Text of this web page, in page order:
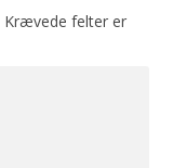
Krævede felter er